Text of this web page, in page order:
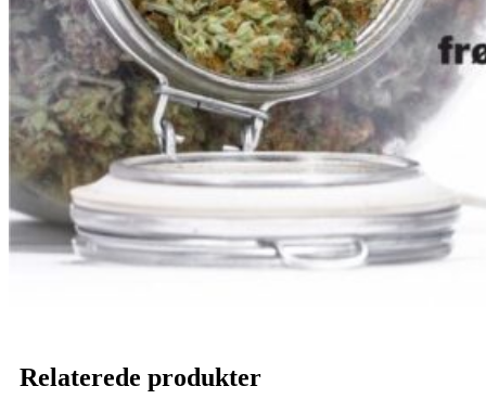
Relaterede produkter